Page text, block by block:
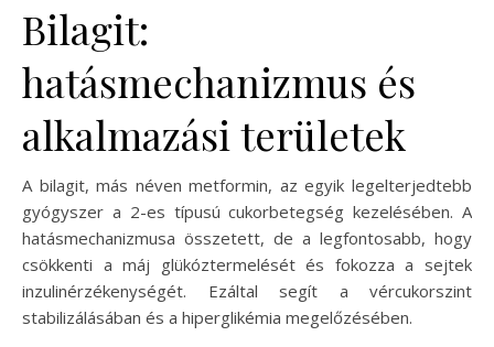
Bilagit:
hatásmechanizmus és
alkalmazási területek
A bilagit, más néven metformin, az egyik legelterjedtebb
gyógyszer a 2-es típusú cukorbetegség kezelésében. A
hatásmechanizmusa összetett, de a legfontosabb, hogy
csökkenti a máj glükóztermelését és fokozza a sejtek
inzulinérzékenységét. Ezáltal segít a vércukorszint
stabilizálásában és a hiperglikémia megelőzésében.